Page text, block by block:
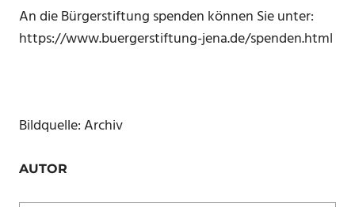
An die Bürgerstiftung spenden können Sie unter:
https://www.buergerstiftung-jena.de/spenden.html
Bildquelle: Archiv
AUTOR